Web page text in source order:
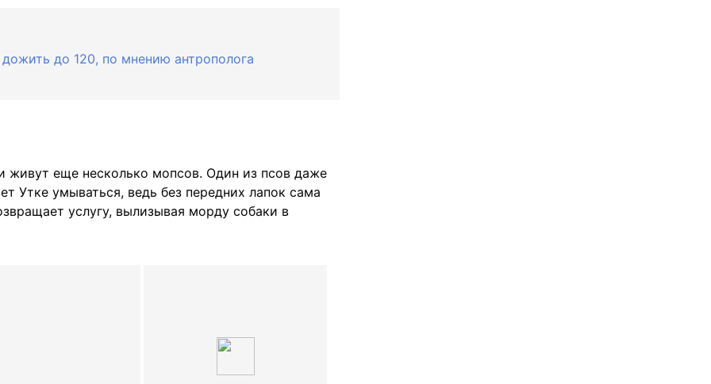
до 120, по мнению антрополога
живут еще несколько мопсов. Один из псов даже
Утке умываться, ведь без передних лапок сама
услугу, вылизывая морду собаки в